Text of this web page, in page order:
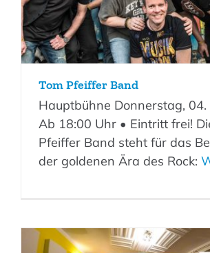
Tom Pfeiffer Band
Hauptbühne Donnerstag, 04.
Ab 18:00 Uhr • Eintritt frei!
Pfeiffer Band steht für das
der goldenen Ära des Rock: